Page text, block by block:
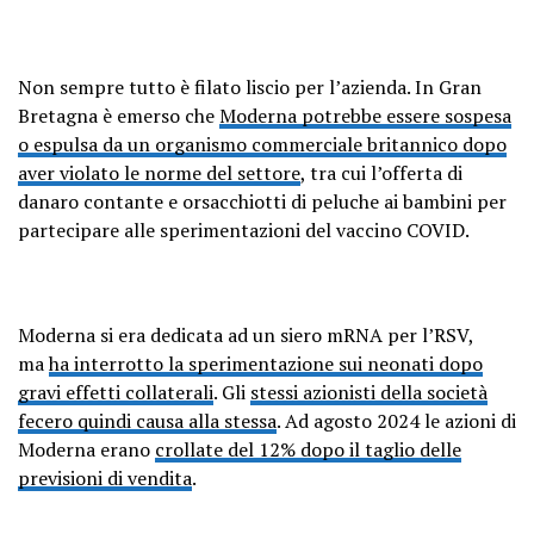
Non sempre tutto è filato liscio per l’azienda. In Gran
Bretagna è emerso cheModerna potrebbe essere sospesa
o espulsa da un organismo commerciale britannico dopo
aver violato le norme del settore, tra cui l’offerta di
danaro contante e orsacchiotti di peluche ai bambini per
partecipare alle sperimentazioni del vaccino COVID.
Moderna si era dedicata ad un siero mRNA per l’RSV,
maha interrotto la sperimentazione sui neonati dopo
gravi effetti collaterali. Gli stessi azionisti della società
fecero quindi causa alla stessa. Ad agosto 2024 le azioni di
Moderna erano crollate del 12% dopo il taglio delle
previsioni di vendita.